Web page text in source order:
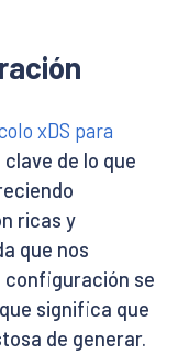
xDS para
de lo que
ricas y
que nos
configuración se
significa que
de generar.